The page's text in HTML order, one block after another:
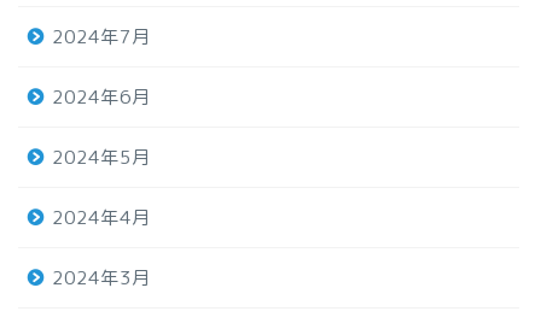
2024年7月
2024年6月
2024年5月
2024年4月
2024年3月